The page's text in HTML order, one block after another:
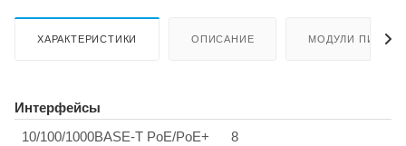
ХАРАКТЕРИСТИКИ ОПИСАНИЕ МОДУЛИ
Интерфейсы
10/100/1000BASE-T PoE/PoE+
8